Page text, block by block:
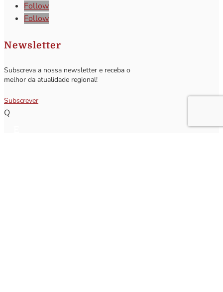
Follow
Follow
Newsletter
Subscreva a nossa newsletter e receba o
melhor da atualidade regional!
Subscrever
Q